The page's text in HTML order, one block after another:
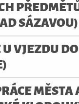
SÁZAVOU)
U VJEZDU
MĚSTA